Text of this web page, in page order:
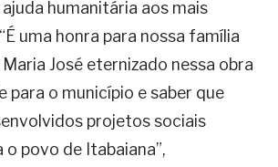
humanitária aos mais
uma honra para nossa família
José eternizado nessa obra
o município e saber que
projetos sociais
povo de Itabaiana”,